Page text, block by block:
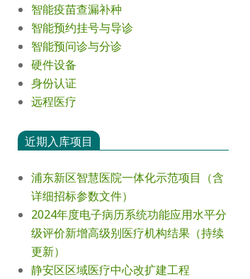
智能疫苗查漏补种
智能预约挂号与导诊
智能预问诊与分诊
硬件设备
身份认证
远程医疗
近期入库项目
浦东新区智慧医院一体化示范项目（含
详细招标参数文件）
2024年度电⼦病历系统功能应⽤⽔平分
级评价新增⾼级别医疗机构结果（持续
更新）
静安区区域医疗中心改扩建工程